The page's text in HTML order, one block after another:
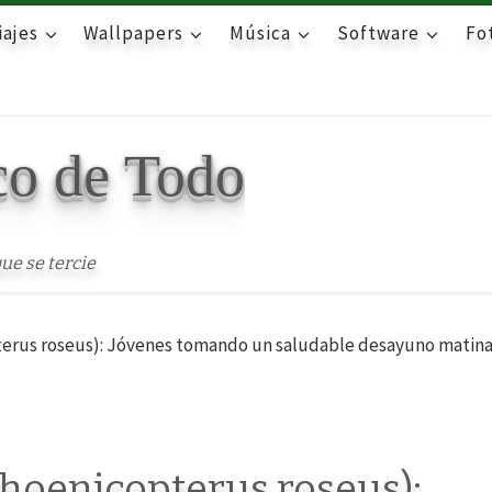
Wallpapers Música Software
de Todo
se tercie
roseus): Jóvenes tomando un saludable desayuno